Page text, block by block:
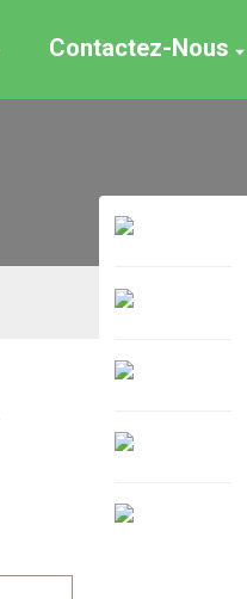
Contactez-Nous